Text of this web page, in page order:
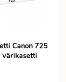
Canon 725
värikasetti